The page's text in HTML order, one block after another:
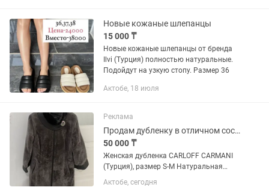
Новые кожаные шлепанцы
15 000 ₸
Новые кожаные шлепанцы от бренда
Ilvi (Турция) полностью натуральные.
Подойдут на узкую стопу. Размер 36
Актобе, 18 июля
Реклама
Продам дубленку в отличном состоянии
50 000 ₸
Женская дубленка CARLOFF CARMANI
(Турция), размер S-M Натуральная
(100% ягненок), воротник из
натуральной норки, кожаные вставки.
Актобе, сегодня